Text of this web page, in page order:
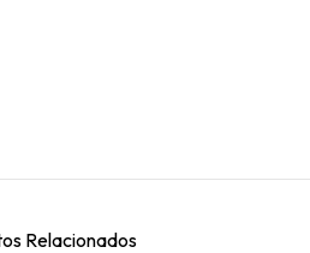
Relacionados